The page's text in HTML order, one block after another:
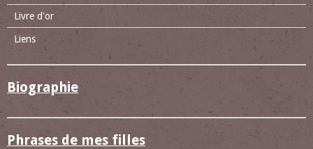
Livre d'or
Liens
Biographie
Phrases de mes filles